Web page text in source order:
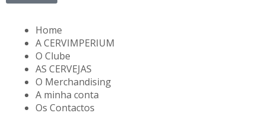
Home
A CERVIMPERIUM
O Clube
AS CERVEJAS
O Merchandising
A minha conta
Os Contactos